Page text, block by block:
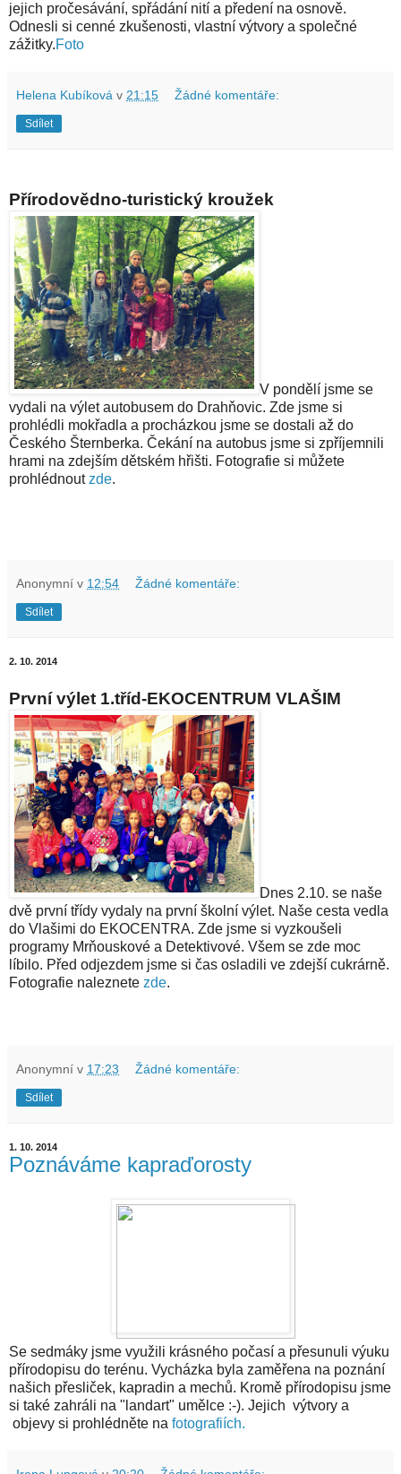
jejich pročesávání, spřádání nití a předení na osnově.
Odnesli si cenné zkušenosti, vlastní výtvory a společné
zážitky.Foto
Helena Kubíková v 21:15 Žádné komentáře:
Sdílet
Přírodovědno-turistický kroužek
V pondělí jsme se
vydali na výlet autobusem do Drahňovic. Zde jsme si
prohlédli mokřadla a procházkou jsme se dostali až do
Českého Šternberka. Čekání na autobus jsme si zpříjemnili
hrami na zdejším dětském hřišti. Fotografie si můžete
prohlédnoutzde.
Anonymní v 12:54 Žádné komentáře:
Sdílet
2. 10. 2014
První výlet 1.tříd-EKOCENTRUM VLAŠIM
Dnes 2.10. se naše
dvě první třídy vydaly na první školní výlet. Naše cesta vedla
do Vlašimi do EKOCENTRA. Zde jsme si vyzkoušeli
programy Mrňouskové a Detektivové. Všem se zde moc
líbilo. Před odjezdem jsme si čas osladili ve zdejší cukrárně.
Fotografie naleznete zde.
Anonymní v 17:23 Žádné komentáře:
Sdílet
1. 10. 2014
Poznáváme kapraďorosty
Se sedmáky jsme využili krásného počasí a přesunuli výuku
přírodopisu do terénu. Vycházka byla zaměřena na poznání
našich přesliček, kapradin a mechů. Kromě přírodopisu jsme
si také zahráli na "landart" umělce :-). Jejich výtvory a
objevy si prohlédněte na fotografiích.